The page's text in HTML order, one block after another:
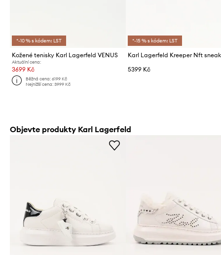
*-10 % s kódem: LST
Kožené tenisky Karl Lagerfeld VENUS
Aktuální cena:
3699 Kč
Běžná cena:6199 Kč
Nejnižší cena:3999 Kč
*-15 % s kódem: LST
5399 Kč
Objevte produkty Karl Lagerfeld